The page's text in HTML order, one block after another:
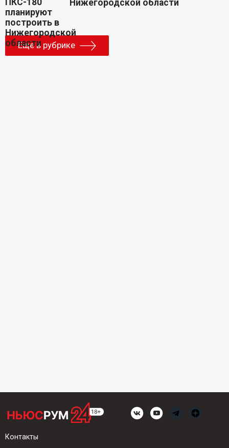
Нижегородской области
Еще в рубрике
Контакты